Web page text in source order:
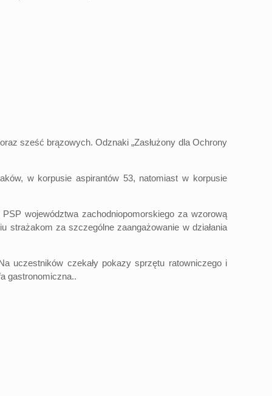
sześć brązowych. Odznaki „Zasłużony dla Ochrony
w korpusie aspirantów 53, natomiast w korpusie
województwa zachodniopomorskiego za wzorową
strażakom za szczególne zaangażowanie w działania
uczestników czekały pokazy sprzętu ratowniczego i
gastronomiczna..